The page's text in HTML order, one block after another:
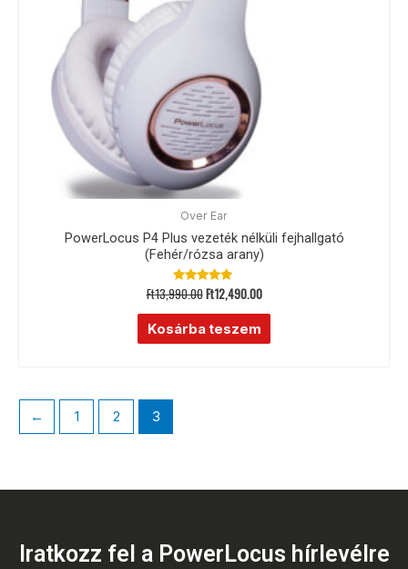
Over Ear
PowerLocus P4 Plus vezeték nélküli fejhallgató
(Fehér/rózsa arany)
Értékelés:
5.00
/ 5
Ft13,990.00Ft12,490.00
Kosárba teszem
← 1 2 3
Iratkozz fel a PowerLocus hírlevélre